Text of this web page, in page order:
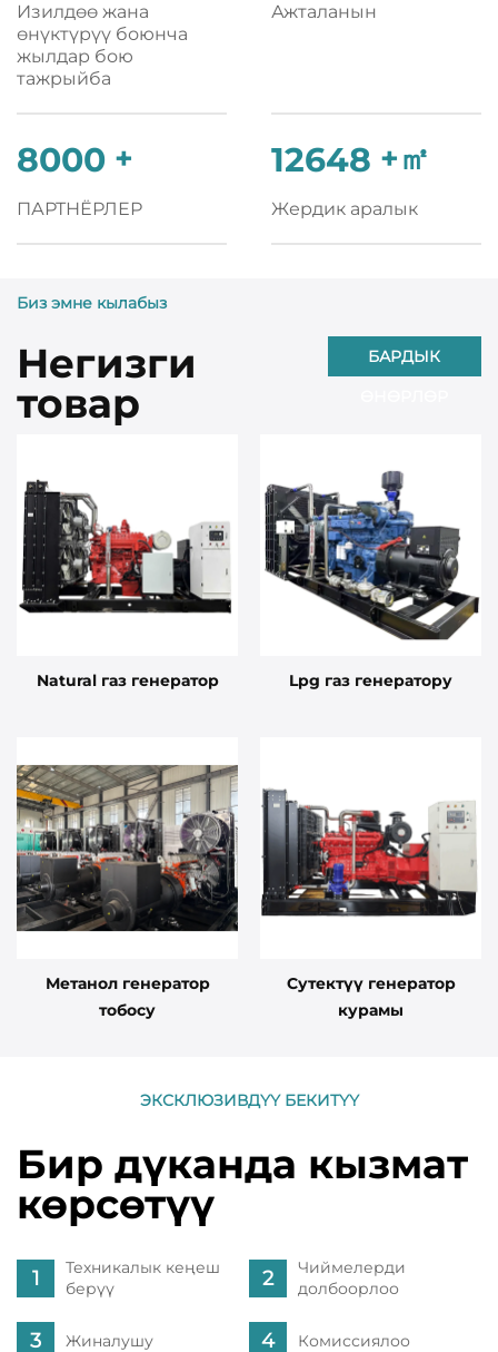
Изилдөө жана
өнүктүрүү боюнча
жылдар бою
тажрыйба
Ажталанын
8000 +
ПАРТНЁРЛЕР
12648 +㎡
Жердик аралык
Биз эмне кылабыз
Негизги
товар
БАРДЫК
Natural газ генератор Lpg газ генератору
Метанол генератор
тобосу
Сутектүү генератор
курамы
ЭКСКЛЮЗИВДҮҮ БЕКИТҮҮ
Бир дүканда кызмат
көрсөтүү
Техникалык кеңеш
берүү
Чиймелерди
долбоорлоо
Жиналушу Комиссиялоо